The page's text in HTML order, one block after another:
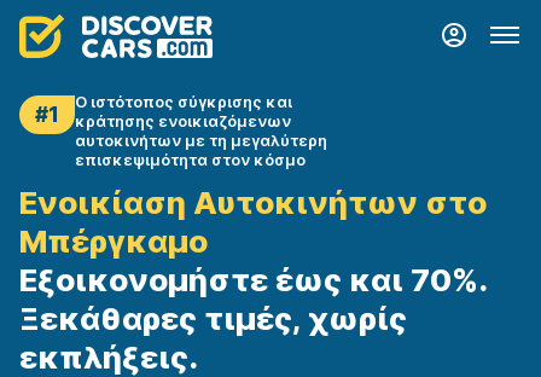
#1
Ο ιστότοπος σύγκρισης και
κράτησης ενοικιαζόμενων
αυτοκινήτων με τη μεγαλύτερη
επισκεψιμότητα στον κόσμο
Ενοικίαση Αυτοκινήτων στο
Μπέργκαμο
Εξοικονομήστε έως και 70%.
Ξεκάθαρες τιμές, χωρίς
εκπλήξεις.